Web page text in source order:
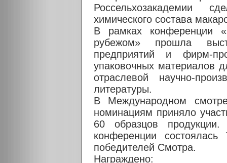
Россельхозакадемии
химического состава
В рамках конференции
рубежом» прошла
предприятий и фирм-
упаковочных материалов
отраслевой научно-
литературы.
В Международном
номинациям приняло
60 образцов
конференции состоялась
победителей Смотра.
Награждено: